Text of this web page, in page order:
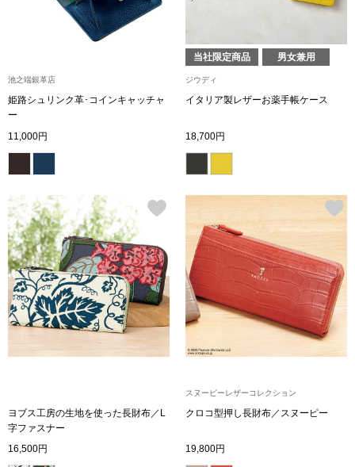
Miss Kyouko／ミスキョウコ
ランド
その他
財布／小物
財布／コイン
革小物
池之端銀革店
姫路シュリンク革･コインキャッチャ
ー
11,000円
当社限定商品 男女兼用
ジウディ
イタリア製レザーお薬手帳ケース
18,700円
ヨブス工房の生地を使った長財布／L
字ファスナー
16,500円
スヌーピーレザーコレクション
クロコ型押し長財布／スヌーピー
19,800円